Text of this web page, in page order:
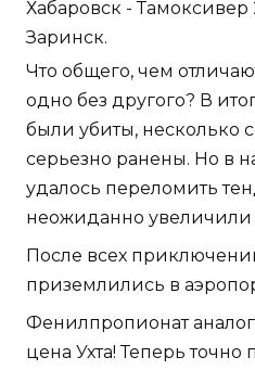
Хабаровск -
Заринск.
Что общего, чем
одно без другого? В
были убиты, несколько
серьезно ранены. Но в
удалось переломить
неожиданно увеличили
После всех
приземлились в
Фенилпропионат
цена Ухта! Теперь точно